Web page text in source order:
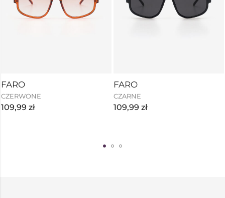
FARO
CZERWONE
109,99 zł
FARO
CZARNE
109,99 zł